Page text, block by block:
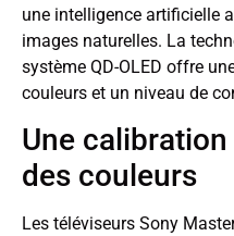
une intelligence artificielle
images naturelles. La
système QD-OLED offre
couleurs et un niveau de
Une
des couleurs
Les téléviseurs Sony